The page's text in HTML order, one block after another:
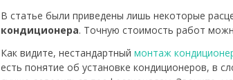
В статье были приведены лишь некоторые
кондиционера. Точную стоимость работ
Как видите, нестандартный монтаж
есть понятие об установке кондиционеров, в